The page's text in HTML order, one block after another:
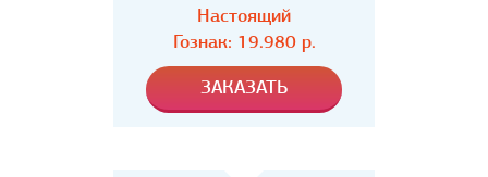
Настоящий
Гознак: 19.980р.